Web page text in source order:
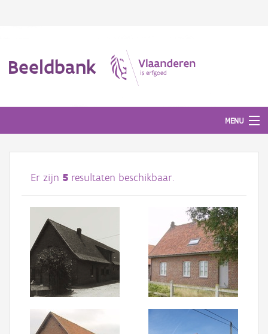
Beeldbank
MENU
Afbeeldingen
#BeeldIndeKijker
Hergebruik
Over ons
Aanmelden
Er zijn 5 resultaten beschikbaar.